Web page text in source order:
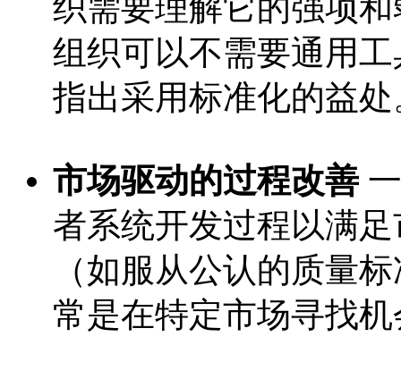
织需要理解它的强项
组织可以不需要通用
指出采用标准化的益处
市场驱动的过程改善
者系统开发过程以满
（如服从公认的质量
常是在特定市场寻找